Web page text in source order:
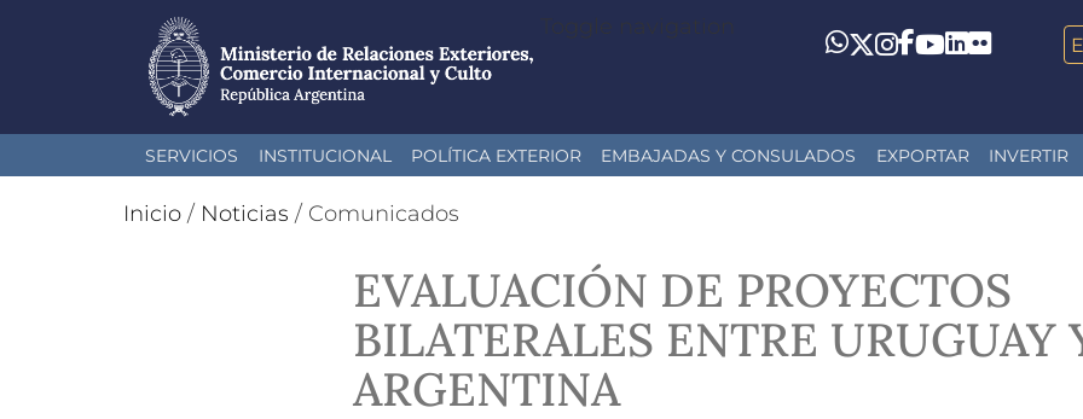
al
Toggle navigation
Whatsapp
Twitter
Instagram
Facebook
YouTube
LinkedIn
Flickr
SERVICIOS INSTITUCIONAL POLÍTICA EXTERIOR EMBAJADAS Y CONSULADOS EXPORTAR INVERTIR
Inicio / Noticias / Comunicados
EVALUACIÓN DE PROYECTOS
BILATERALES ENTRE URUGUAY
ARGENTINA